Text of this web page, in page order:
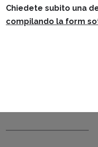
Chiedete subito una
compilando la form